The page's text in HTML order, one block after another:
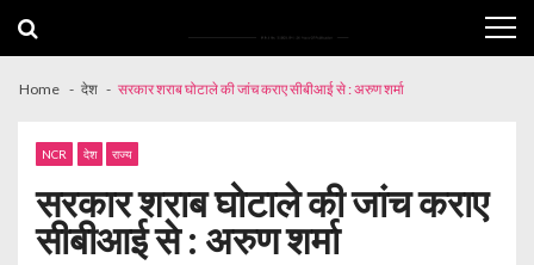
Home देश सरकार शराब घोटाले की जांच कराए सीबीआई से : अरुण शर्मा
NCR देश राज्य
सरकार शराब घोटाले की जांच कराए
सीबीआई से : अरुण शर्मा